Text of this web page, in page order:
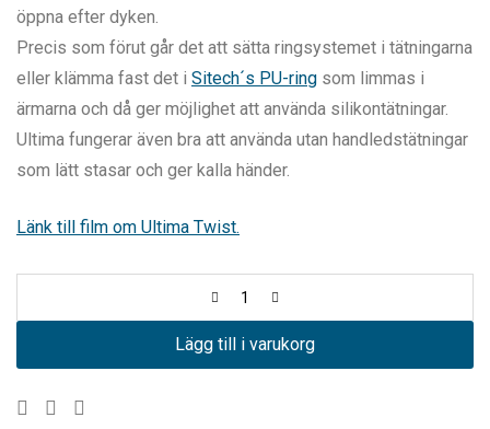
öppna efter dyken.
Precis som förut går det att sätta ringsystemet i tätningarna
eller klämma fast det i Sitech´s PU-ring som limmas i
ärmarna och då ger möjlighet att använda silikontätningar.
Ultima fungerar även bra att använda utan handledstätningar
som lätt stasar och ger kalla händer.
Länk till film om Ultima Twist.
Lägg till i varukorg